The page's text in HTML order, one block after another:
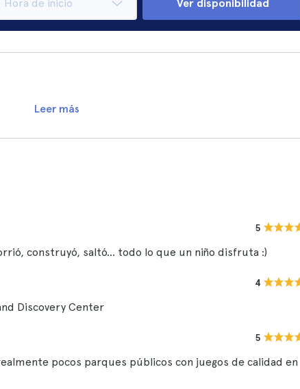
Ver disponibilidad
Leer más
5
construyó, saltó... todo lo que un niño disfruta :)
4
Discovery Center
5
pocos parques públicos con juegos de calidad en